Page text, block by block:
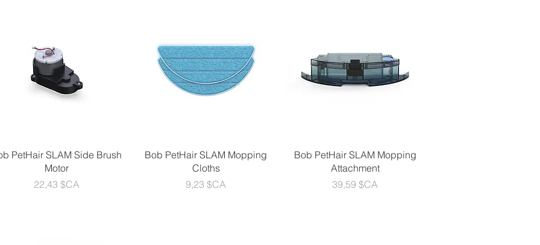
Aperçu rapide
PetHair SLAM Side Brush
Motor
Prix
22,43 $CA
Aperçu rapide
Bob PetHair SLAM Mopping
Cloths
Prix
9,23 $CA
Aperçu rapide
Bob PetHair SLAM Mopping
Attachment
Prix
39,59 $CA